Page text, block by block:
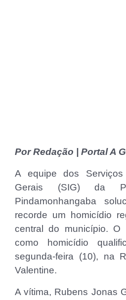
Por Redação | Portal A
A equipe dos Serviços
Gerais (SIG) da
Pindamonhangaba
recorde um homicídio
central do município. O
como homicídio
segunda-feira (10), na
Valentine.
A vítima, Rubens Jonas